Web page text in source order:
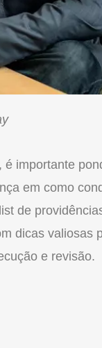
, é importante
em como
de
dicas valiosas
e revisão.